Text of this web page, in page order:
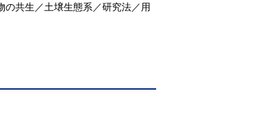
共生／土壌生態系／研究法／用